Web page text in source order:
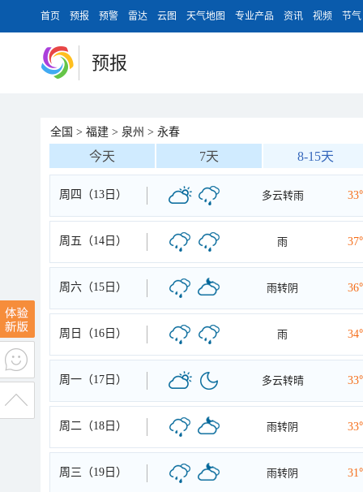
首页 预报 预警 雷达 云图 天气地图 专业产品 资讯 视频 节气
预报
全国 > 福建 > 泉州 > 永春
今天 7天 8-15天
周四（13日） 多云转雨
周五（14日） 雨
周六（15日） 雨转阴
周日（16日） 雨
周一（17日） 多云转晴
周二（18日） 雨转阴
周三（19日） 雨转阴